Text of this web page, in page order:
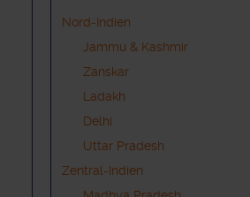
Nord-Indien
Jammu & Kashmir
Zanskar
Ladakh
Delhi
Uttar Pradesh
Zentral-Indien